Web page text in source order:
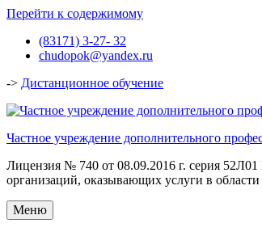
Перейти к содержимому
(83171) 3-27- 32
chudopok@yandex.ru
-> Дистанционное обучение
Частное учреждение дополнительного
Лицензия № 740 от 08.09.2016 г. серия
организаций, оказывающих услуги в области
Меню